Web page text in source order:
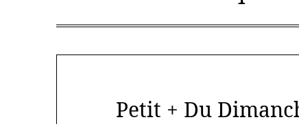
Petit + Du